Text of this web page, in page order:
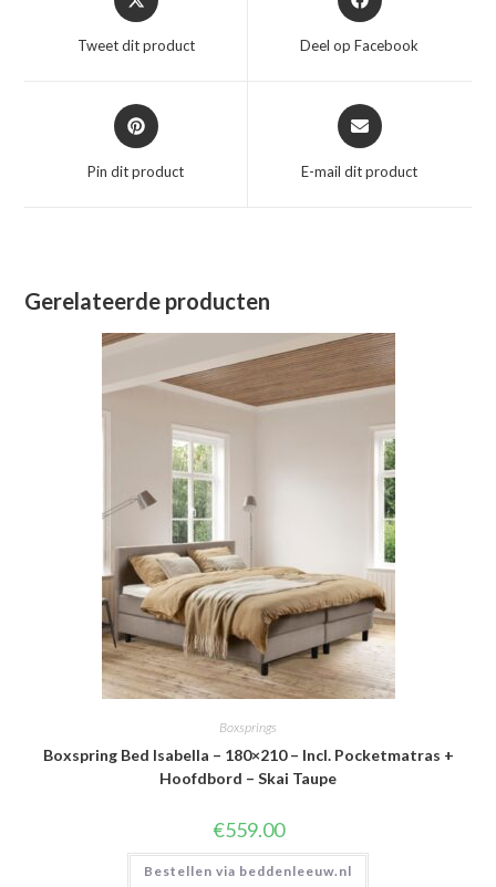
in
een
nieuw
Tweet dit product
in
een
nieuw
Deel op Facebook
Opent
in
een
nieuw
Pin dit product
Opent
in
een
nieuw
E-mail dit product
Gerelateerde producten
Boxsprings
Boxspring Bed Isabella – 180×210 – Incl. Pocketmatras +
Hoofdbord – Skai Taupe
€559.00
Bestellen via beddenleeuw.nl